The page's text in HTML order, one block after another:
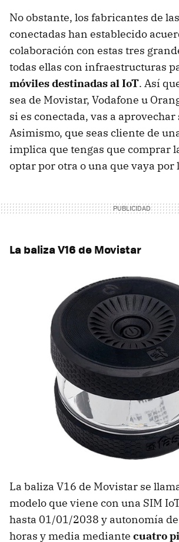
No obstante, los fabricantes de
conectadas han establecido
colaboración con estas tres
todas ellas con infraestructuras
móviles destinadas al IoT. Así
sea de Movistar, Vodafone u
si es conectada, vas a
Asimismo, que seas cliente de
implica que tengas que comprar
optar por otra o una que vaya por
La baliza V16 de Movistar
La baliza V16 de Movistar se
modelo que viene con una SIM
hasta 01/01/2038 y autonomía
horas y media mediante cuatro